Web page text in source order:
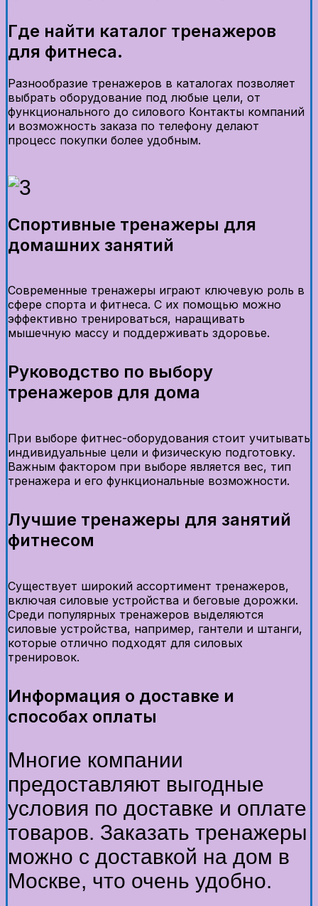
Где найти каталог тренажеров
для фитнеса.
Разнообразие тренажеров в каталогах позволяет
выбрать оборудование под любые цели, от
функционального до силового Контакты компаний
и возможность заказа по телефону делают
процесс покупки более удобным.
Спортивные тренажеры для
домашних занятий
Современные тренажеры играют ключевую роль в
сфере спорта и фитнеса. С их помощью можно
эффективно тренироваться, наращивать
мышечную массу и поддерживать здоровье.
Руководство по выбору
тренажеров для дома
При выборе фитнес-оборудования стоит учитывать
индивидуальные цели и физическую подготовку.
Важным фактором при выборе является вес, тип
тренажера и его функциональные возможности.
Лучшие тренажеры для занятий
фитнесом
Существует широкий ассортимент тренажеров,
включая силовые устройства и беговые дорожки.
Среди популярных тренажеров выделяются
силовые устройства, например, гантели и штанги,
которые отлично подходят для силовых
тренировок.
Информация о доставке и
способах оплаты
Многие компании
предоставляют выгодные
условия по доставке и оплате
товаров. Заказать тренажеры
можно с доставкой на дом в
Москве, что очень удобно.